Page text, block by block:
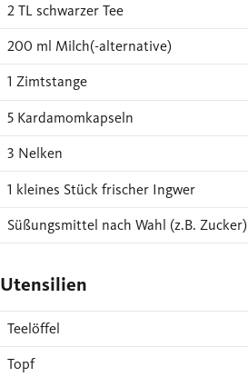
2 TL schwarzer Tee
200 ml Milch(-alternative)
1 Zimtstange
5 Kardamomkapseln
3 Nelken
1 kleines Stück frischer Ingwer
Süßungsmittel nach Wahl (z.B. Zucker)
Utensilien
Teelöffel
Topf